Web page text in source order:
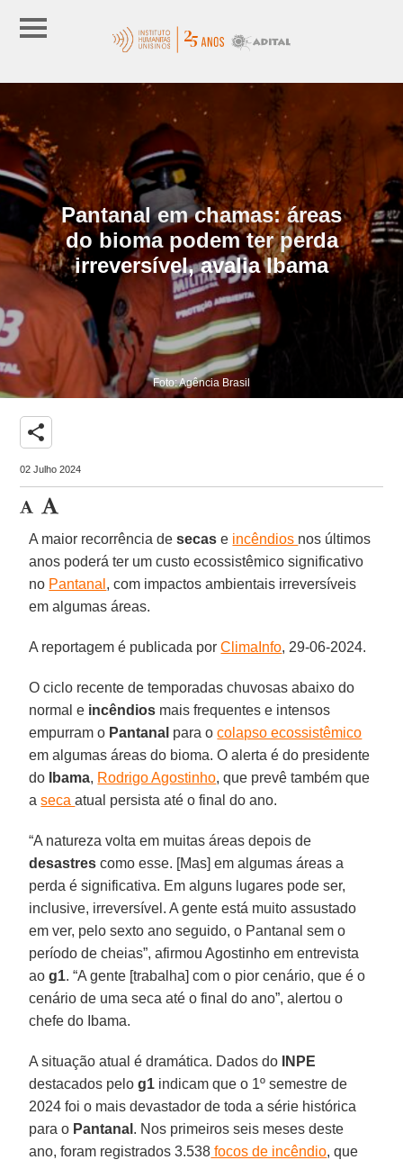
Pantanal em chamas: áreas
do bioma podem ter perda
irreversível, avalia Ibama
Foto: Agência Brasil
share
02 Julho 2024
A maior recorrência desecas e incêndios nos últimos
anos poderá ter um custo ecossistêmico significativo
no Pantanal , com impactos ambientais irreversíveis
em algumas áreas.
A reportagem é publicada porClimaInfo, 29-06-2024.
O ciclo recente de temporadas chuvosas abaixo do
normal e incêndios mais frequentes e intensos
empurram o Pantanal para ocolapso ecossistêmico
em algumas áreas do bioma. O alerta é do presidente
do
Ibama, Rodrigo Agostinho, que prevê também que
asecaatual persista até o final do ano.
“A natureza volta em muitas áreas depois de
desastres como esse. [Mas] em algumas áreas a
perda é significativa. Em alguns lugares pode ser,
inclusive, irreversível. A gente está muito assustado
em ver, pelo sexto ano seguido, o Pantanal sem o
período de cheias”, afirmou Agostinho em entrevista
aog1. “A gente [trabalha] com o pior cenário, que é o
cenário de uma seca até o final do ano”, alertou o
chefe do Ibama.
A situação atual é dramática. Dados do
INPE
destacados pelog1 indicam que o 1º semestre de
2024 foi o mais devastador de toda a série histórica
para o Pantanal . Nos primeiros seis meses deste
ano, foram registrados 3.538 focos de incêndio, que